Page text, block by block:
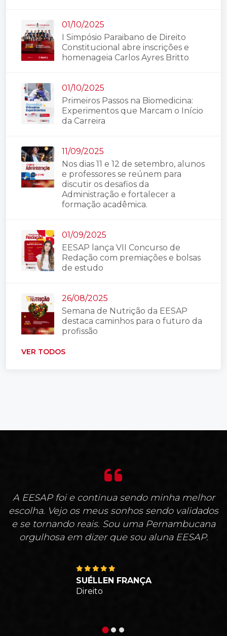
01/10/2025
I Simpósio Paraibano de Direito
Constitucional abre inscrições e
homenageia Carlos Ayres Britto
01/10/2025
Primeiros Passos na Biomedicina:
Experimentos que Marcam o Início
da Carreira
11/09/2025
Nos dias 11 e 12 de setembro, alunos
e professores se reúnem para
discutir os desafios da
Administração e fortalecer a
formação acadêmica.
01/09/2025
EESAP lança VII Concurso de
Redação com premiações e bolsas
de estudo
26/08/2025
Semana de Nutrição da EESAP
destaca caminhos para o futuro da
profissão
VER TODOS
A EESAP foi e continua sendo minha melhor
escolha. Vejo os meus sonhos sendo validados
e se tornando reais. Sou uma Pernambucana
orgulhosa em dizer que sou aluna EESAP.
SUÉLLEN FRANÇA
Direito